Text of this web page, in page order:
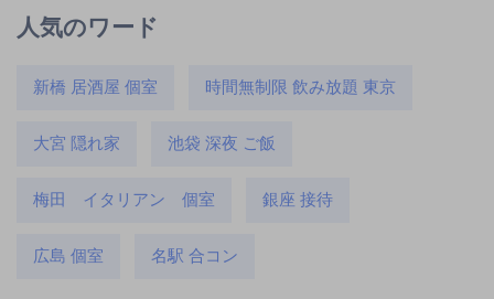
人気のワード
新橋 居酒屋 個室 時間無制限 飲み放題 東京
大宮 隠れ家 池袋 深夜 ご飯
梅田 イタリアン 個室 銀座 接待
広島 個室 名駅 合コン